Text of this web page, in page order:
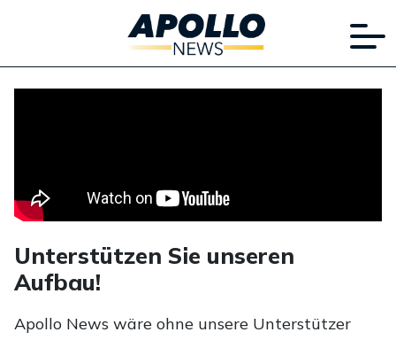
Unterstützen Sie unseren
Aufbau!
Apollo News wäre ohne unsere Unterstützer